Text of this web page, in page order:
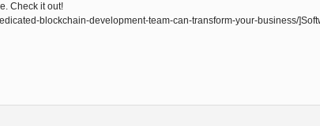
Check it out!
blockchain-development-team-can-transform-your-business/